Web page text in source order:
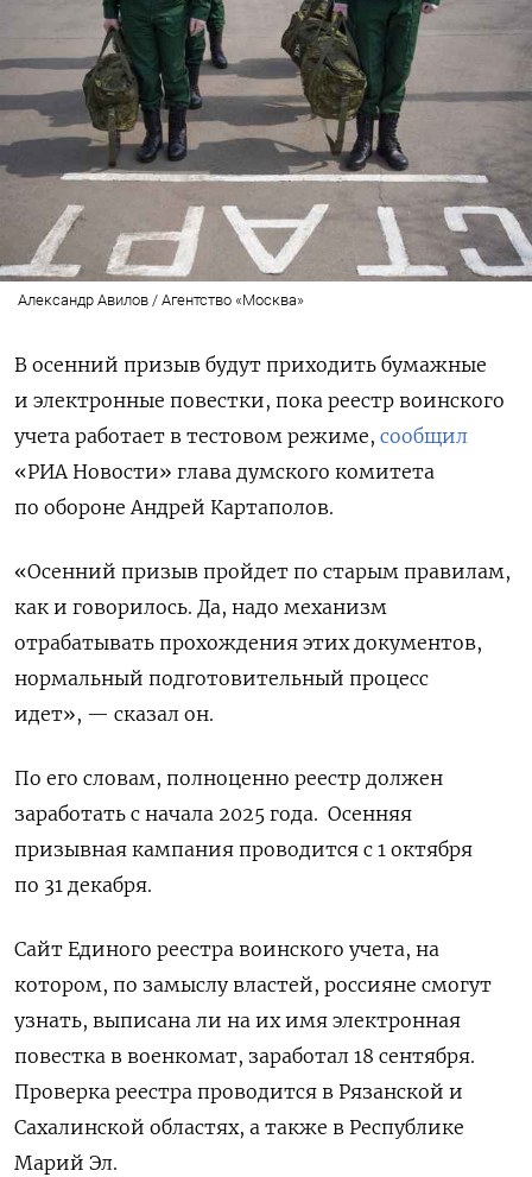
Александр Авилов / Агентство «Москва»
В осенний призыв будут приходить бумажные
и электронные повестки, пока реестр воинского
учета работает в тестовом режиме, сообщил
«РИА Новости» глава думского комитета
по обороне Андрей Картаполов.
«Осенний призыв пройдет по старым правилам,
как и говорилось. Да, надо механизм
отрабатывать прохождения этих документов,
нормальный подготовительный процесс
идет», — сказал он.
По его словам, полноценно реестр должен
заработать с начала 2025 года. Осенняя
призывная кампания проводится с 1 октября
по 31 декабря.
Сайт Единого реестра воинского учета, на
котором, по замыслу властей, россияне смогут
узнать, выписана ли на их имя электронная
повестка в военкомат, заработал 18 сентября.
Проверка реестра проводится в Рязанской и
Сахалинской областях, а также в Республике
Марий Эл.